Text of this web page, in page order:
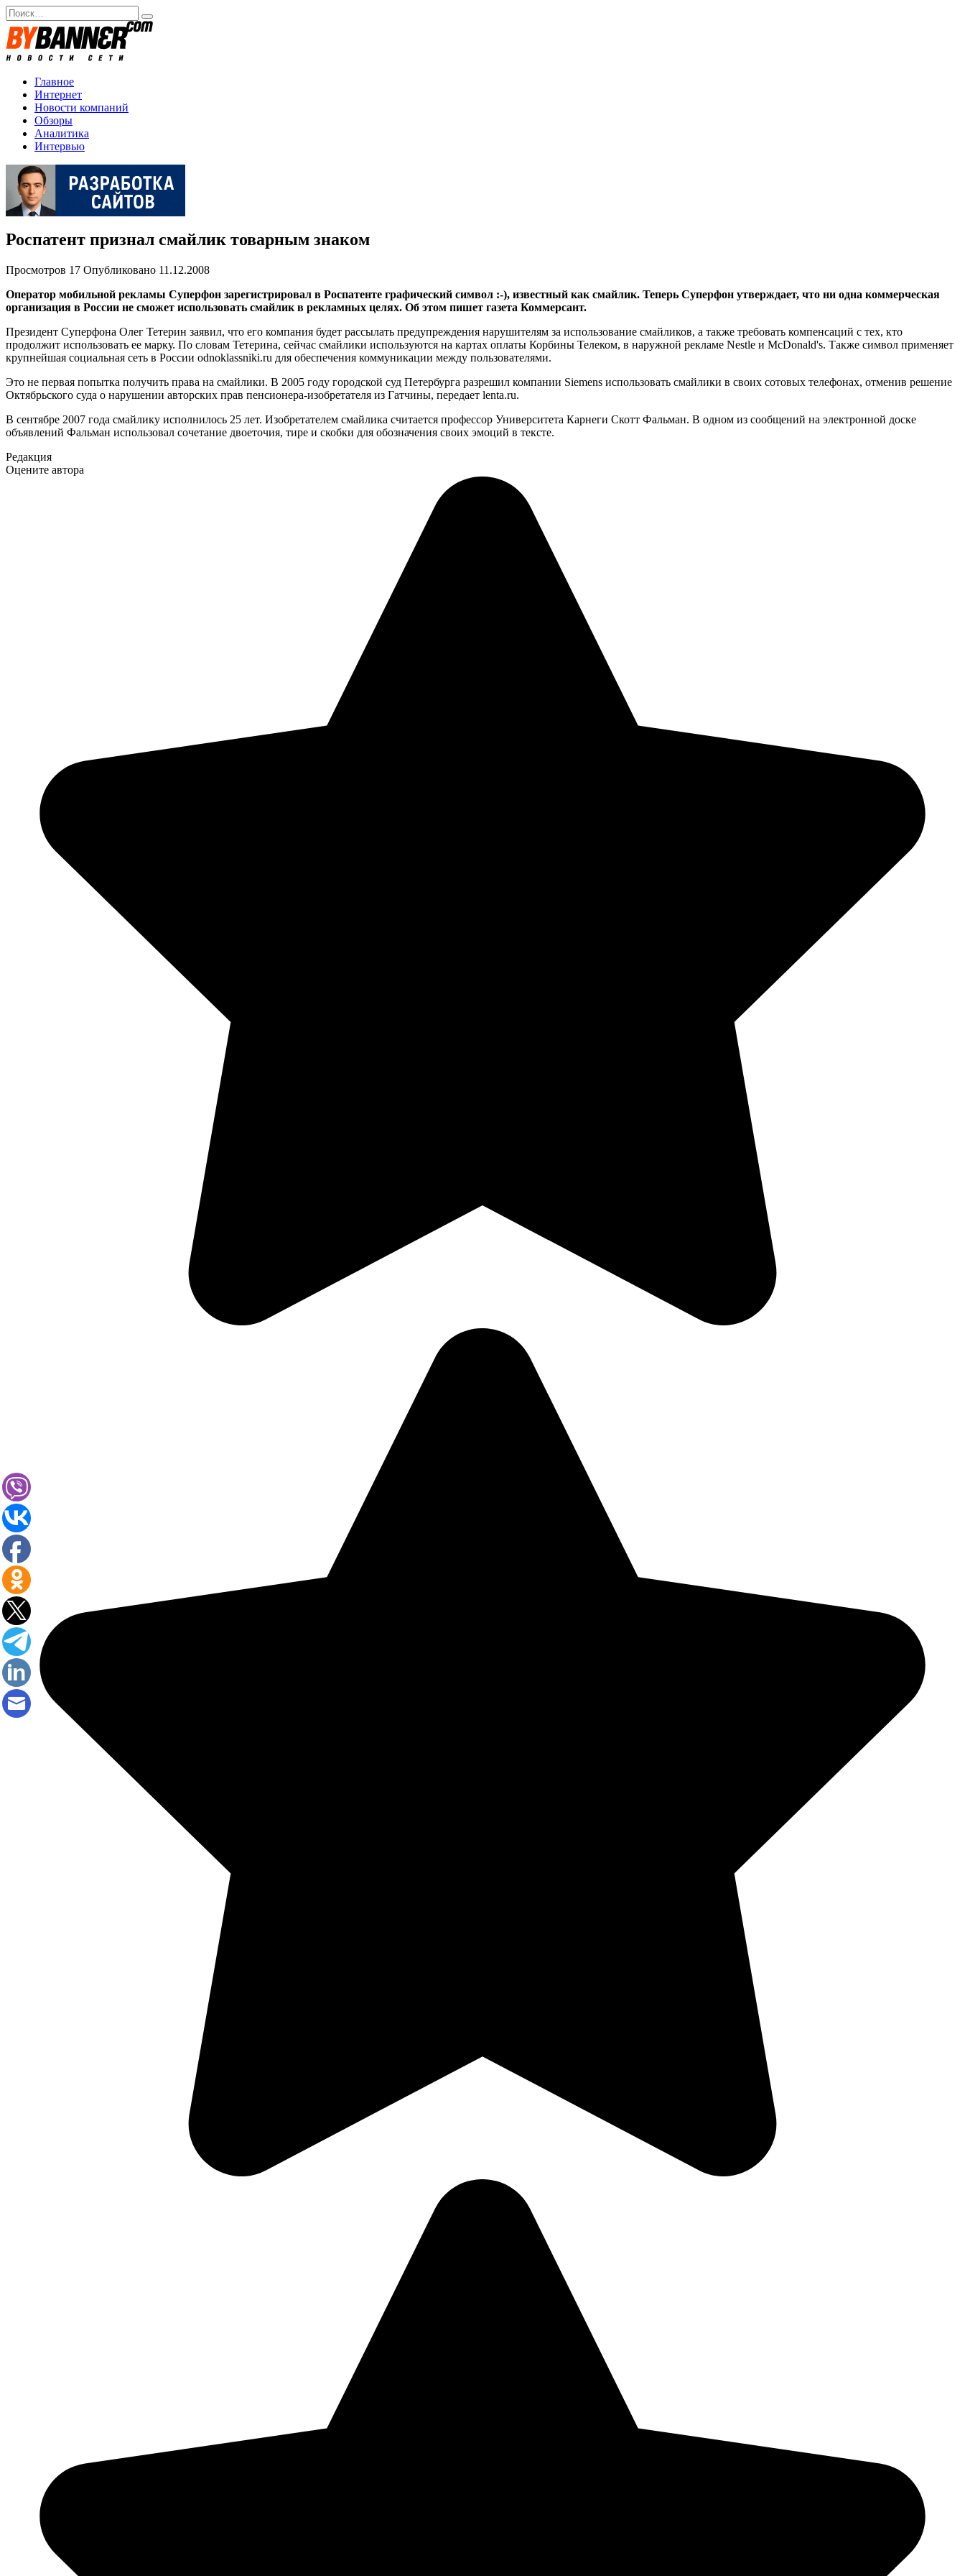
Перейти
к
содержанию
Search
for:
Главное
Интернет
Новости компаний
Обзоры
Аналитика
Интервью
Роспатент признал смайлик товарным знаком
Просмотров 17 Опубликовано 11.12.2008
Оператор мобильной рекламы Суперфон зарегистрировал в Роспатенте графический символ :-), известный как смайлик. Теперь Суперфон утверждает, что ни одна коммерческая
организация в России не сможет использовать смайлик в рекламных целях. Об этом пишет газета Коммерсант.
Президент Суперфона Олег Тетерин заявил, что его компания будет рассылать предупреждения нарушителям за использование смайликов, а также требовать компенсаций с тех, кто
продолжит использовать ее марку. По словам Тетерина, сейчас смайлики используются на картах оплаты Корбины Телеком, в наружной рекламе Nestle и McDonald's. Также символ применяет
крупнейшая социальная сеть в России odnoklassniki.ru для обеспечения коммуникации между пользователями.
Это не первая попытка получить права на смайлики. В 2005 году городской суд Петербурга разрешил компании Siemens использовать смайлики в своих сотовых телефонах, отменив решение
Октябрьского суда о нарушении авторских прав пенсионера-изобретателя из Гатчины, передает lenta.ru.
В сентябре 2007 года смайлику исполнилось 25 лет. Изобретателем смайлика считается профессор Университета Карнеги Скотт Фальман. В одном из сообщений на электронной доске
объявлений Фальман использовал сочетание двоеточия, тире и скобки для обозначения своих эмоций в тексте.
Редакция
Оцените автора